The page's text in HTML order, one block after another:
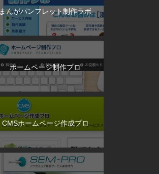
まんがパンフレット制作ラボ
ホームページ制作プロ
CMSホームページ作成プロ